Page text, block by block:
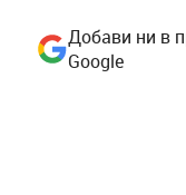
Добави ни в
Google